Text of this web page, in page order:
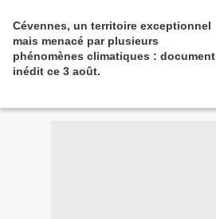
Cévennes, un territoire exceptionnel
mais menacé par plusieurs
phénomènes climatiques : document
inédit ce 3 août.